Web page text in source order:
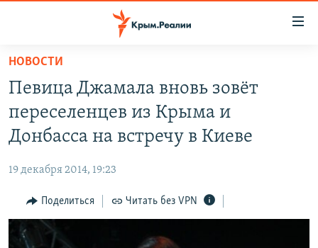
Вернуться
основному
содержанию
Вернутся
главной
навигации
Вернутся
поиску
СПЕЦПРОЕКТЫ
ГРУЗ 200
11 ЛЕТ ОККУПАЦИИ КРЫМА. 11 ИСТОРИЙ СОПРОТИВЛЕНИЯ
ВОДА
ЕЩЕ
ИНТЕРАКТИВ
ИНФОГРАФИКА
РАДІО СВОБОДА
КАК ОБОЙТИ БЛОКИРОВКУ
НОВОСТИ
Певица Джамала вновь зовёт
переселенцев из Крыма и
Донбасса на встречу в Киеве
19 декабря 2014, 19:23
Поделиться Читать без VPN